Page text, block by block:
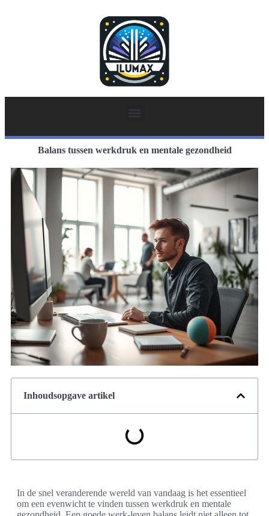
Balans tussen werkdruk en mentale gezondheid
Inhoudsopgave artikel
In de snel veranderende wereld van vandaag is het essentieel
om een evenwicht te vinden tussen werkdruk en mentale